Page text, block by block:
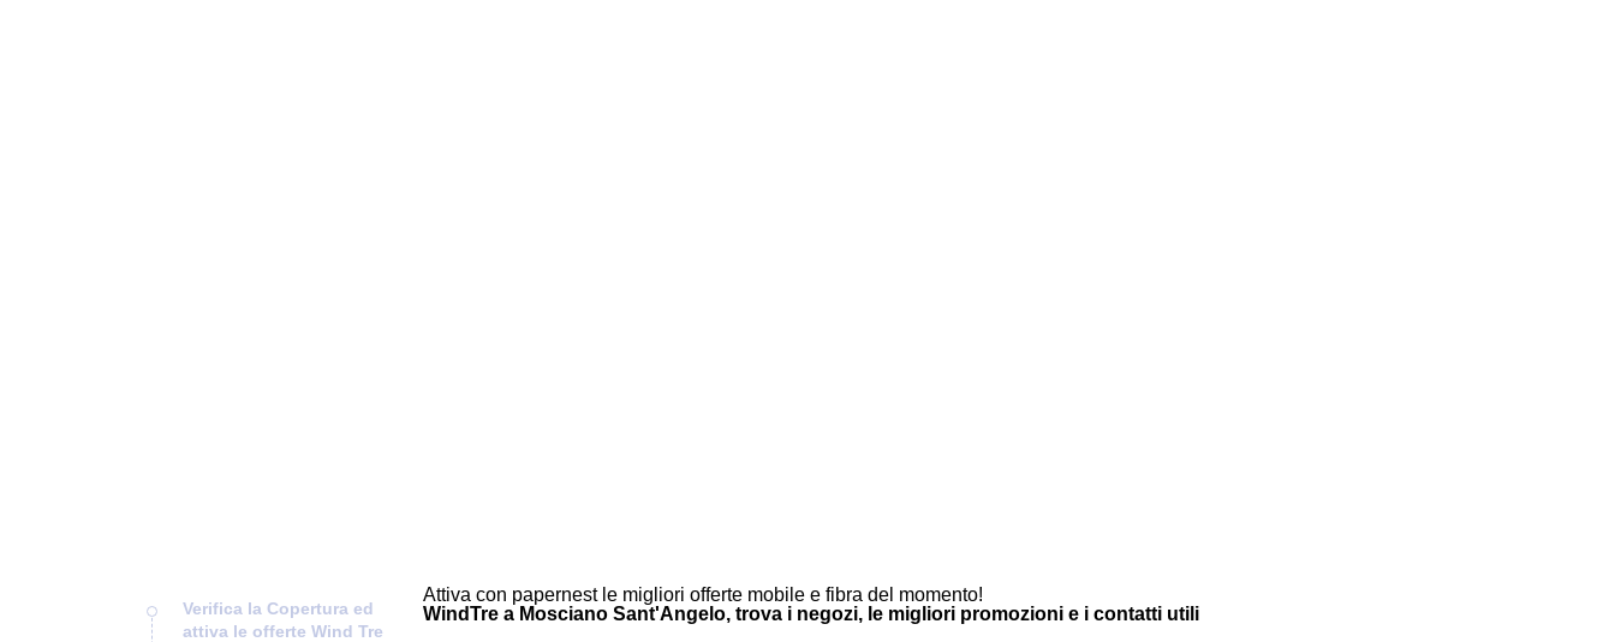
Verifica la Copertura ed
attiva le offerte Wind Tre
Attiva con papernest le migliori offerte mobile e fibra del momento!
WindTre a Mosciano Sant'Angelo, trova i negozi, le migliori promozioni e i contatti utili